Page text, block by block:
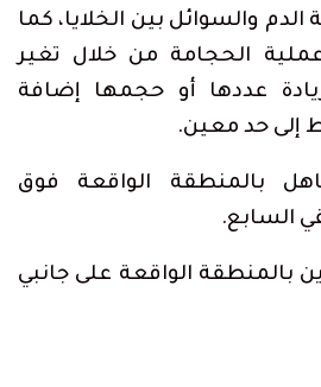
والسوائل بين الخلايا، كما
الحجامة من خلال تغير
عددها أو حجمها إضافة
إلى حد معين.
بالمنطقة الواقعة فوق
السابع.
بالمنطقة الواقعة على جانبي